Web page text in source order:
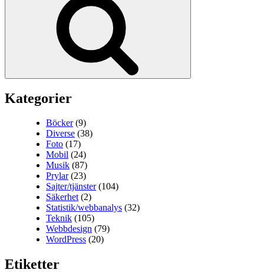
Kategorier
Böcker(9)
Diverse (38)
Foto (17)
Mobil (24)
Musik (87)
Prylar(23)
Sajter/tjänster(104)
Säkerhet(2)
Statistik/webbanalys (32)
Teknik (105)
Webbdesign (79)
WordPress (20)
Etiketter